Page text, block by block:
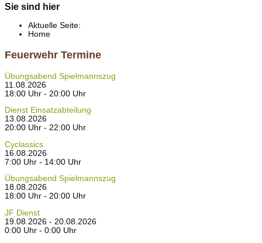
Sie sind hier
Aktuelle Seite:
Home
Feuerwehr Termine
Übungsabend Spielmannszug
11.08.2026
18:00 Uhr - 20:00 Uhr
Dienst Einsatzabteilung
13.08.2026
20:00 Uhr - 22:00 Uhr
Cyclassics
16.08.2026
7:00 Uhr - 14:00 Uhr
Übungsabend Spielmannszug
18.08.2026
18:00 Uhr - 20:00 Uhr
JF Dienst
19.08.2026 - 20.08.2026
0:00 Uhr - 0:00 Uhr